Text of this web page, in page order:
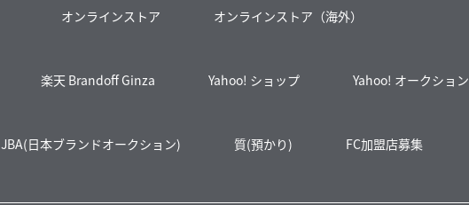
オンラインストア オンラインストア（海外）
楽天 Brandoff Ginza Yahoo! ショップ Yahoo! オークション
JBA(日本ブランドオークション) 質(預かり) FC加盟店募集